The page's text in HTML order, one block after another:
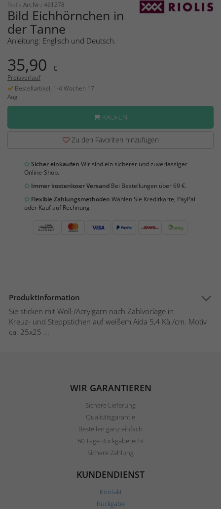
Riolis Art.Nr.: 461278
Bild Eichhörnchen in
der Tanne
Anleitung: Englisch und Deutsch.
35,90 €
Preisverlauf
Bestellartikel, 1-4 Wochen 17
Aug
KAUFEN
Zu den Favoriten hinzufügen
Sicher einkaufen Wir sind ein sicherer und zuverlässiger
Online-Shop.
Immer kostenloser Versand Bei Bestellungen über 69 €.
Flexible Zahlungsmethoden Wählen Sie Kreditkarte, PayPal
oder Kauf auf Rechnung
Produktinformation
Sie sticken mit Woll-/Acrylgarn nach Zählvorlage in
Kreuz- und Steppstichen auf weißem Aida 5,4 Kä./cm. Motiv
ca. 25x25 ...
WIR GARANTIEREN
Sichere Lieferung
Qualitätsgarantie
Bestellen ganz einfach
60 Tage Rückgaberecht
Sichere Zahlung
KUNDENDIENST
Kontakt
Rückgabe